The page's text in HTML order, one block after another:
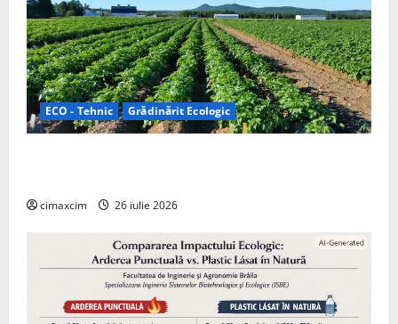
ECO - Tehnic Grădinărit Ecologic
cimaxcim 26 iulie 2026